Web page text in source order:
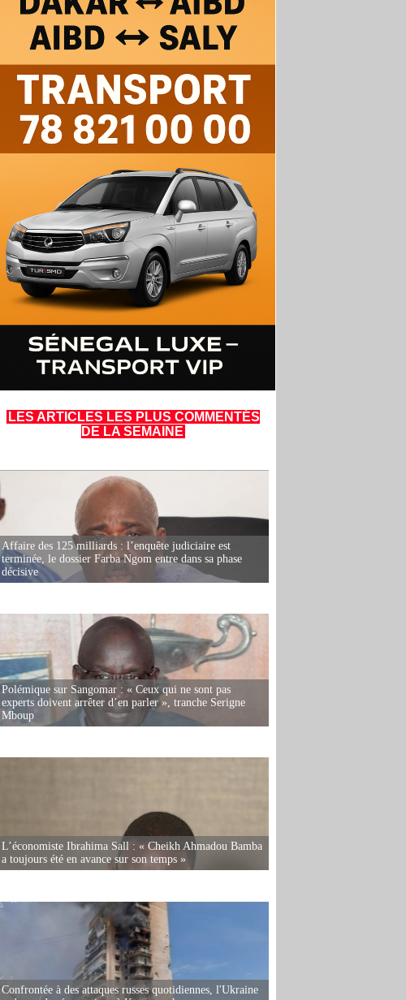
LES ARTICLES LES PLUS COMMENTÉS
DE LA SEMAINE
Affaire des 125 milliards : l’enquête judiciaire est
terminée, le dossier Farba Ngom entre dans sa phase
décisive
Polémique sur Sangomar : « Ceux qui ne sont pas
experts doivent arrêter d’en parler », tranche Serigne
Mboup
L’économiste Ibrahima Sall : « Cheikh Ahmadou Bamba
a toujours été en avance sur son temps »
Confrontée à des attaques russes quotidiennes, l'Ukraine